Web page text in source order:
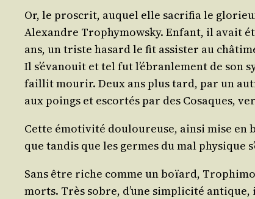
Or, le pros­crit, auquel elle sacri­fia le
Alexandre Tro­phy­mows­ky. Enfant, il avait
ans, un triste hasard le fit assis­ter au
Il s’évanouit et tel fut l’ébranlement de
faillit mou­rir. Deux ans plus tard, par un
aux poings et escor­tés par des Cosaques,
Cette émo­ti­vi­té dou­lou­reuse, ain­si mise en
que tan­dis que les germes du mal phy­sique
Sans être riche comme un boïard,
morts. Très sobre, d’une sim­pli­ci­té